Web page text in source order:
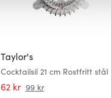
Taylor's
Cocktailsil 21 cm Rostfritt stål
62 kr 99 kr